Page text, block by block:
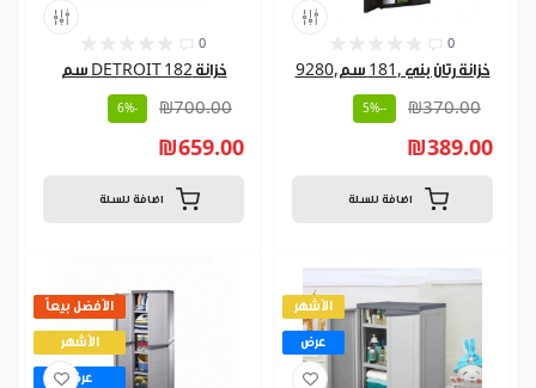
0
خزانة DETROIT 182 سم
₪700.00
-6%
₪659.00
اضافة للسلة
0
خزانة رتان بني ,181 سم,9280
₪370.00
--5%
₪389.00
اضافة للسلة
الأفضل بيعاً
الأشهر
عرض
الأشهر
عرض